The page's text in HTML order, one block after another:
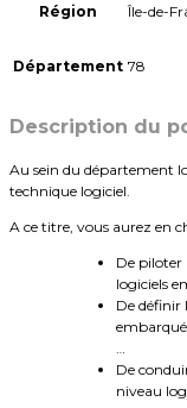
Région Île-de-
Département 78
Description du
Au sein du département
technique logiciel.
A ce titre, vous aurez en
De piloter
logiciels
De définir
De
niveau